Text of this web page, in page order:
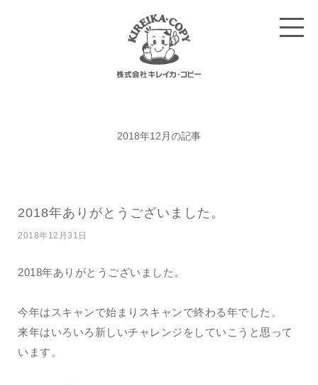
2018年12月の記事
2018年ありがとうございました。
2018年12月31日
2018年ありがとうございました。
今年はスキャンで始まりスキャンで終わる年でした。
来年はいろいろ新しいチャレンジをしていこうと思って
います。